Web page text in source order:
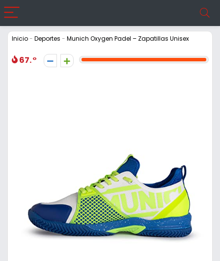
Inicio- Deportes - Munich Oxygen Padel – Zapatillas Unisex
67.